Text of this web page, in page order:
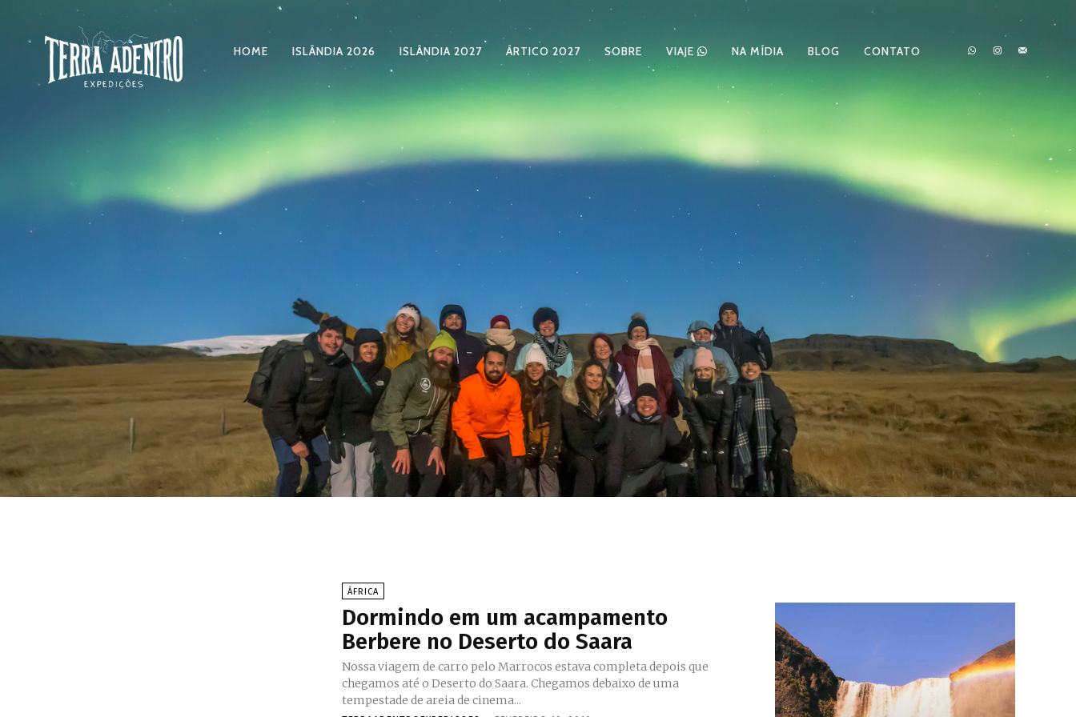
HOME ISLÂNDIA 2026 ISLÂNDIA 2027 ÁRTICO 2027 SOBRE VIAJE NA MÍDIA BLOG CONTATO
ÁFRICA
Dormindo em um acampamento
Berbere no Deserto do Saara
Nossa viagem de carro pelo Marrocos estava completa depois que
chegamos até o Deserto do Saara. Chegamos debaixo de uma
tempestade de areia de cinema...